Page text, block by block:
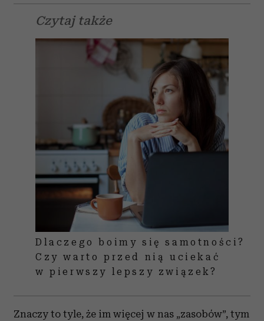
Czytaj także
Dlaczego boimy się samotności?
Czy warto przed nią uciekać
w pierwszy lepszy związek?
Znaczy to tyle, że im więcej w nas „zasobów”, tym